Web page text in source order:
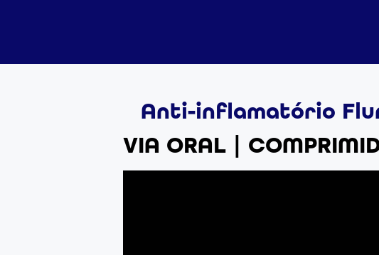
Anti-inflamatório
VIA ORAL |